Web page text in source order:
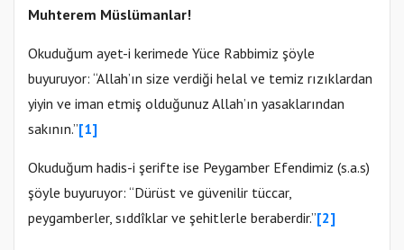
Muhterem Müslümanlar!
Okuduğum ayet-i kerimede Yüce Rabbimiz şöyle
buyuruyor: “Allah’ın size verdiği helal ve temiz rızıklardan
yiyin ve iman etmiş olduğunuz Allah’ın yasaklarından
sakının.”[1]
Okuduğum hadis-i şerifte ise Peygamber Efendimiz (s.a.s)
şöyle buyuruyor: “Dürüst ve güvenilir tüccar,
peygamberler, sıddîklar ve şehitlerle beraberdir.”[2]